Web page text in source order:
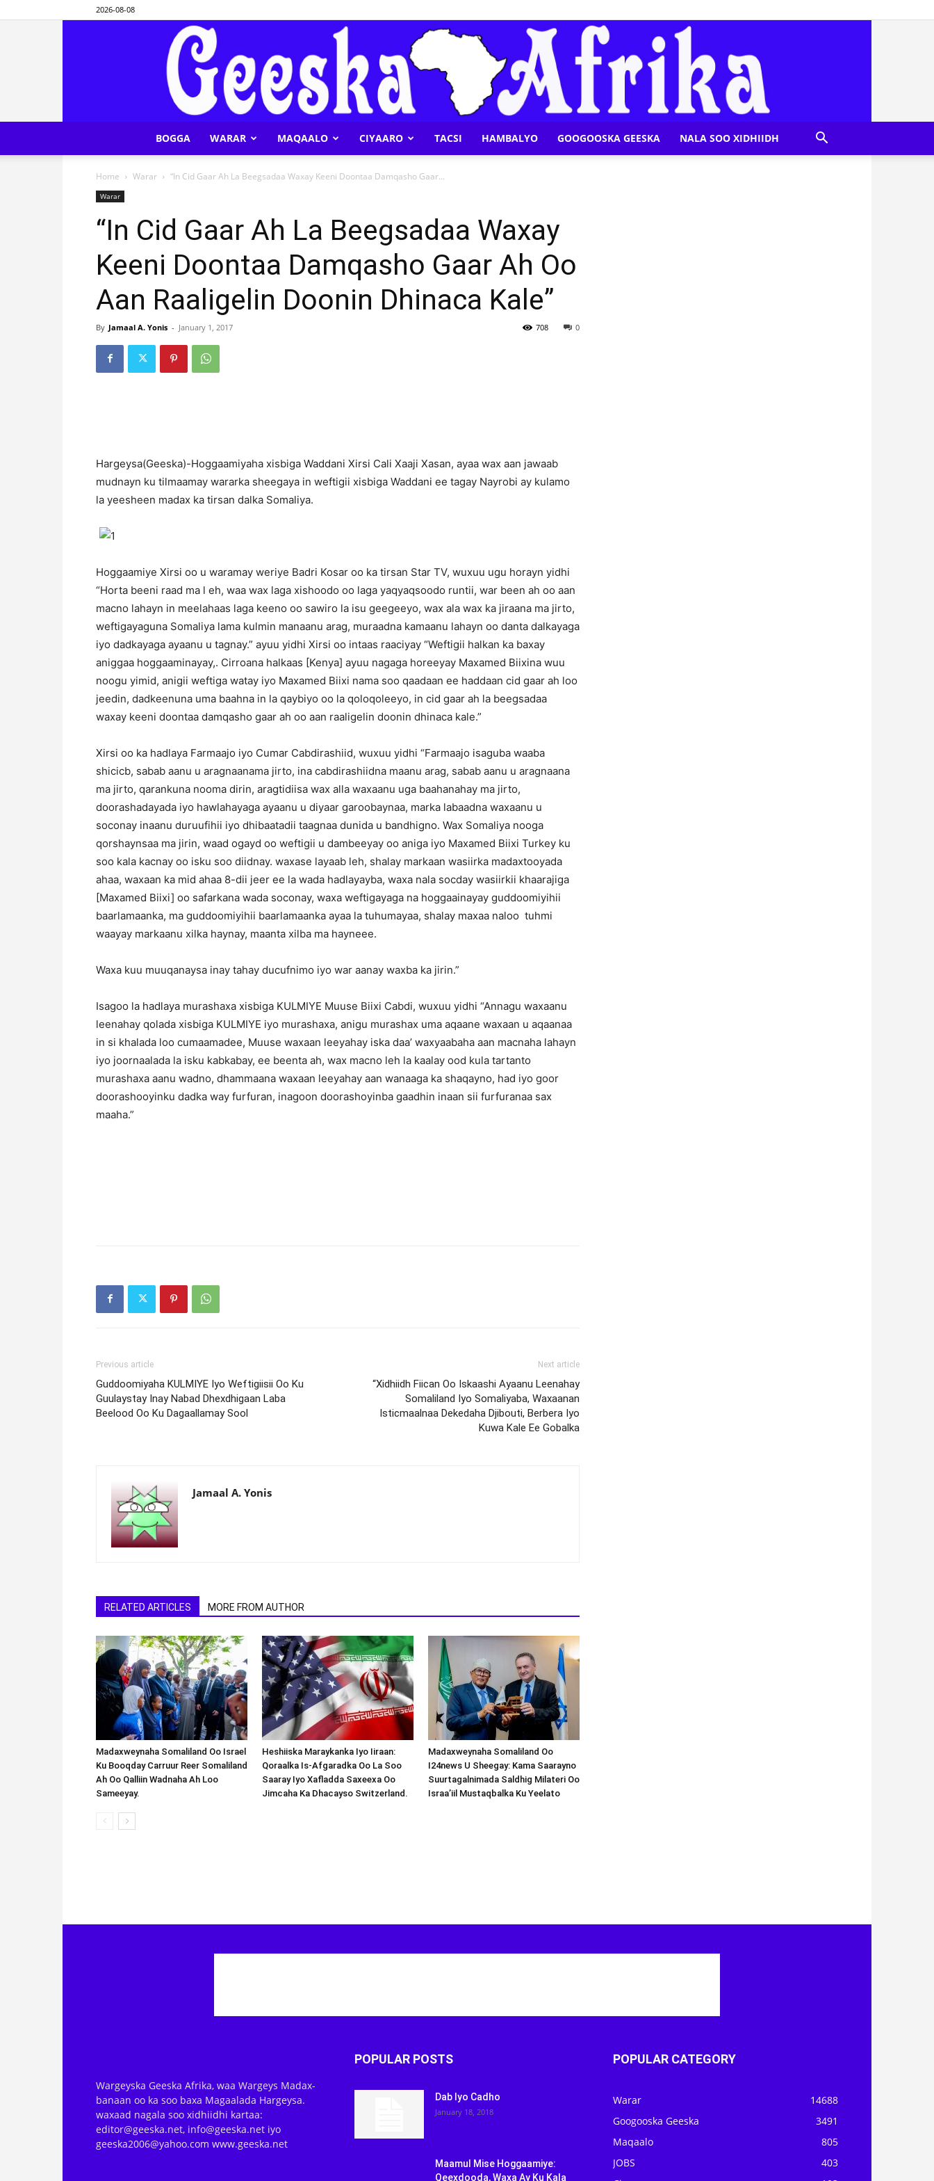
2026-08-08
BOGGA WARAR MAQAALO CIYAARO TACSI HAMBALYO GOOGOOSKA GEESKA NALA SOO XIDHIIDH
Home Warar “In Cid Gaar Ah La Beegsadaa Waxay Keeni Doontaa Damqasho Gaar...
Warar
“In Cid Gaar Ah La Beegsadaa Waxay
Keeni Doontaa Damqasho Gaar Ah Oo
Aan Raaligelin Doonin Dhinaca Kale”
By Jamaal A. Yonis - January 1, 2017 0
708
Hargeysa(Geeska)-Hoggaamiyaha xisbiga Waddani Xirsi Cali Xaaji Xasan, ayaa wax aan jawaab
mudnayn ku tilmaamay wararka sheegaya in weftigii xisbiga Waddani ee tagay Nayrobi ay kulamo
la yeesheen madax ka tirsan dalka Somaliya.
Hoggaamiye Xirsi oo u waramay weriye Badri Kosar oo ka tirsan Star TV, wuxuu ugu horayn yidhi
“Horta beeni raad ma l eh, waa wax laga xishoodo oo laga yaqyaqsoodo runtii, war been ah oo aan
macno lahayn in meelahaas laga keeno oo sawiro la isu geegeeyo, wax ala wax ka jiraana ma jirto,
weftigayaguna Somaliya lama kulmin manaanu arag, muraadna kamaanu lahayn oo danta dalkayaga
iyo dadkayaga ayaanu u tagnay.” ayuu yidhi Xirsi oo intaas raaciyay “Weftigii halkan ka baxay
aniggaa hoggaaminayay,. Cirroana halkaas [Kenya] ayuu nagaga horeeyay Maxamed Biixina wuu
noogu yimid, anigii weftiga watay iyo Maxamed Biixi nama soo qaadaan ee haddaan cid gaar ah loo
jeedin, dadkeenuna uma baahna in la qaybiyo oo la qoloqoleeyo, in cid gaar ah la beegsadaa
waxay keeni doontaa damqasho gaar ah oo aan raaligelin doonin dhinaca kale.”
Xirsi oo ka hadlaya Farmaajo iyo Cumar Cabdirashiid, wuxuu yidhi “Farmaajo isaguba waaba
shicicb, sabab aanu u aragnaanama jirto, ina cabdirashiidna maanu arag, sabab aanu u aragnaana
ma jirto, qarankuna nooma dirin, aragtidiisa wax alla waxaanu uga baahanahay ma jirto,
doorashadayada iyo hawlahayaga ayaanu u diyaar garoobaynaa, marka labaadna waxaanu u
soconay inaanu duruufihii iyo dhibaatadii taagnaa dunida u bandhigno. Wax Somaliya nooga
qorshaynsaa ma jirin, waad ogayd oo weftigii u dambeeyay oo aniga iyo Maxamed Biixi Turkey ku
soo kala kacnay oo isku soo diidnay. waxase layaab leh, shalay markaan wasiirka madaxtooyada
ahaa, waxaan ka mid ahaa 8-dii jeer ee la wada hadlayayba, waxa nala socday wasiirkii khaarajiga
[Maxamed Biixi] oo safarkana wada soconay, waxa weftigayaga na hoggaainayay guddoomiyihii
baarlamaanka, ma guddoomiyihii baarlamaanka ayaa la tuhumayaa, shalay maxaa naloo tuhmi
waayay markaanu xilka haynay, maanta xilba ma hayneee.
Waxa kuu muuqanaysa inay tahay ducufnimo iyo war aanay waxba ka jirin.”
Isagoo la hadlaya murashaxa xisbiga KULMIYE Muuse Biixi Cabdi, wuxuu yidhi “Annagu waxaanu
leenahay qolada xisbiga KULMIYE iyo murashaxa, anigu murashax uma aqaane waxaan u aqaanaa
in si khalada loo cumaamadee, Muuse waxaan leeyahay iska daa’ waxyaabaha aan macnaha lahayn
iyo joornaalada la isku kabkabay, ee beenta ah, wax macno leh la kaalay ood kula tartanto
murashaxa aanu wadno, dhammaana waxaan leeyahay aan wanaaga ka shaqayno, had iyo goor
doorashooyinku dadka way furfuran, inagoon doorashoyinba gaadhin inaan sii furfuranaa sax
maaha.”
Previous article
Guddoomiyaha KULMIYE Iyo Weftigiisii Oo Ku
Guulaystay Inay Nabad Dhexdhigaan Laba
Beelood Oo Ku Dagaallamay Sool
Next article
“Xidhiidh Fiican Oo Iskaashi Ayaanu Leenahay
Somaliland Iyo Somaliyaba, Waxaanan
Isticmaalnaa Dekedaha Djibouti, Berbera Iyo
Kuwa Kale Ee Gobalka
Jamaal A. Yonis
RELATED ARTICLES MORE FROM AUTHOR
Madaxweynaha Somaliland Oo Israel
Ku Booqday Carruur Reer Somaliland
Ah Oo Qalliin Wadnaha Ah Loo
Sameeyay.
Heshiiska Maraykanka Iyo Iiraan:
Qoraalka Is-Afgaradka Oo La Soo
Saaray Iyo Xafladda Saxeexa Oo
Jimcaha Ka Dhacayso Switzerland.
Madaxweynaha Somaliland Oo
I24news U Sheegay: Kama Saarayno
Suurtagalnimada Saldhig Milateri Oo
Israa’iil Mustaqbalka Ku Yeelato
Wargeyska Geeska Afrika, waa Wargeys Madax-
banaan oo ka soo baxa Magaalada Hargeysa.
waxaad nagala soo xidhiidhi kartaa:
editor@geeska.net, info@geeska.net iyo
geeska2006@yahoo.com www.geeska.net
POPULAR POSTS
Dab Iyo Cadho
January 18, 2018
Maamul Mise Hoggaamiye:
Qeexdooda, Waxa Ay Ku Kala
POPULAR CATEGORY
Warar
14688
Googooska Geeska
3491
Maqaalo
805
JOBS
403